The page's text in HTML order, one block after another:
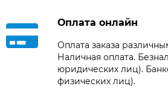
Оплата онлайн
Оплата заказа
Наличная оплата.
юридических лиц).
физических лиц).